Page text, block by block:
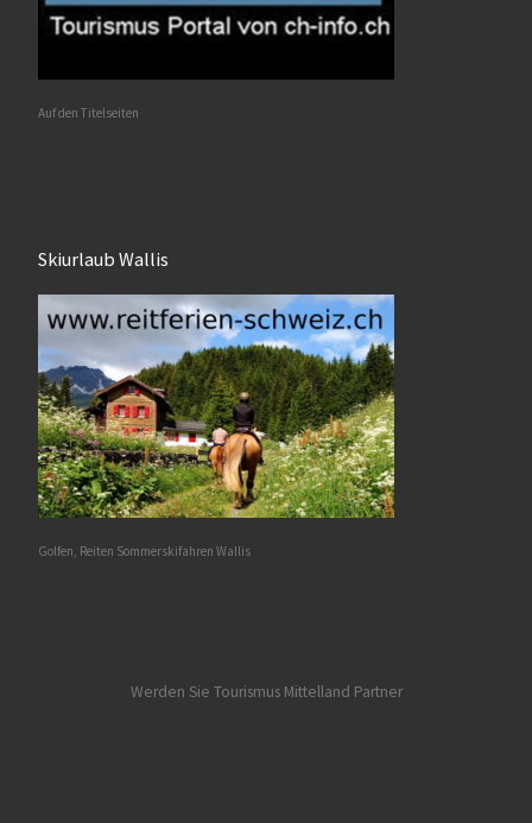
Auf den Titelseiten
Skiurlaub Wallis
Golfen, Reiten Sommerskifahren Wallis
Werden Sie Tourismus Mittelland Partner